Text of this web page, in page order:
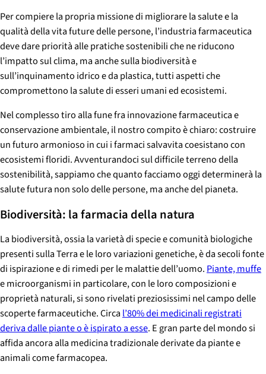
Per compiere la propria missione di migliorare la salute e la
qualità della vita future delle persone, l’industria farmaceutica
deve dare priorità alle pratiche sostenibili che ne riducono
l’impatto sul clima, ma anche sulla biodiversità e
sull’inquinamento idrico e da plastica, tutti aspetti che
compromettono la salute di esseri umani ed ecosistemi.
Nel complesso tiro alla fune fra innovazione farmaceutica e
conservazione ambientale, il nostro compito è chiaro: costruire
un futuro armonioso in cui i farmaci salvavita coesistano con
ecosistemi floridi. Avventurandoci sul difficile terreno della
sostenibilità, sappiamo che quanto facciamo oggi determinerà la
salute futura non solo delle persone, ma anche del pianeta.
Biodiversità: la farmacia della natura
La biodiversità, ossia la varietà di specie e comunità biologiche
presenti sulla Terra e le loro variazioni genetiche, è da secoli fonte
di ispirazione e di rimedi per le malattie dell’uomo.Piante, muffe
e microorganismi in particolare, con le loro composizioni e
proprietà naturali, si sono rivelati preziosissimi nel campo delle
scoperte farmaceutiche. Circal’80% dei medicinali registrati
deriva dalle piante o è ispirato a esse. E gran parte del mondo si
affida ancora alla medicina tradizionale derivate da piante e
animali come farmacopea.